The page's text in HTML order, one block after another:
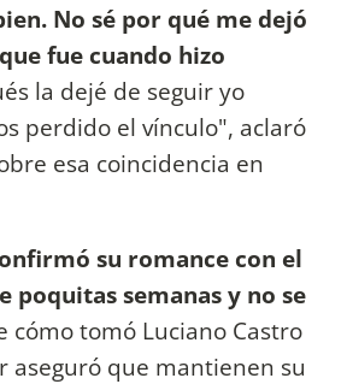
No sé por qué me dejó
fue cuando hizo
la dejé de seguir yo
perdido el vínculo", aclaró
esa coincidencia en
su romance con el
poquitas semanas y no se
cómo tomó Luciano Castro
aseguró que mantienen su